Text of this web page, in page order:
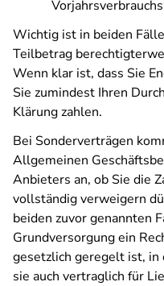
Wichtig ist in beiden
Teilbetrag
Wenn klar ist, dass Sie
Sie zumindest Ihren
Klärung zahlen.
Bei Sonderverträgen
Allgemeinen
Anbieters an, ob Sie die
vollständig verweigern
beiden zuvor genannten
Grundversorgung ein
gesetzlich geregelt ist, in
sie auch vertraglich für